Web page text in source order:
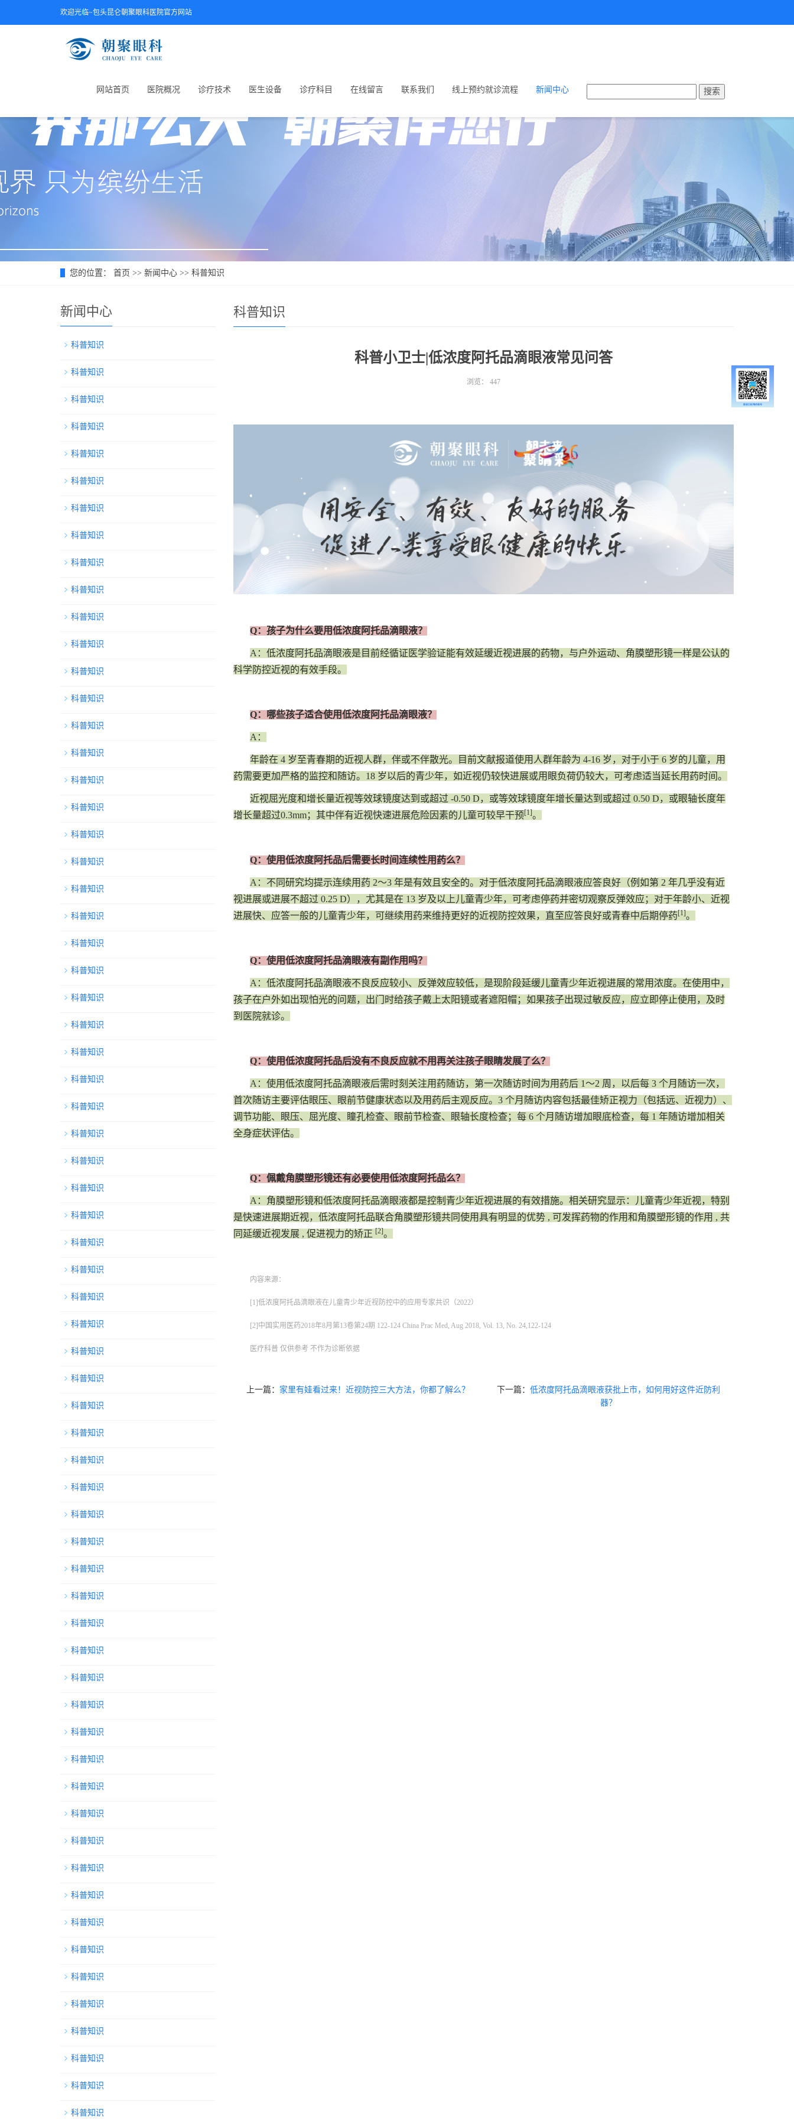
欢迎光临~包头昆仑朝聚眼科医院官方网站
网站首页 医院概况 诊疗技术 医生设备 诊疗科目 在线留言 联系我们 线上预约就诊流程 新闻中心 搜索
您的位置： 首页 >> 新闻中心 >> 科普知识
科普知识
科普小卫士|低浓度阿托品滴眼液常见问答
浏览： 447
Q：孩子为什么要用低浓度阿托品滴眼液？
A：低浓度阿托品滴眼液是目前经循证医学验证能有效延缓近视进展的药物，与户外运动、角膜塑形镜一样是公认的
科学防控近视的有效手段。
Q：哪些孩子适合使用低浓度阿托品滴眼液？
A：
年龄在 4 岁至青春期的近视人群，伴或不伴散光。目前文献报道使用人群年龄为 4-16 岁，对于小于 6 岁的儿童，用
药需要更加严格的监控和随访。18 岁以后的青少年，如近视仍较快进展或用眼负荷仍较大，可考虑适当延长用药时间。
近视屈光度和增长量近视等效球镜度达到或超过 -0.50 D，或等效球镜度年增长量达到或超过 0.50 D，或眼轴长度年
增长量超过0.3mm；其中伴有近视快速进展危险因素的儿童可较早干预[1]。
Q：使用低浓度阿托品后需要长时间连续性用药么？
A：不同研究均提示连续用药 2～3 年是有效且安全的。对于低浓度阿托品滴眼液应答良好（例如第 2 年几乎没有近
视进展或进展不超过 0.25 D），尤其是在 13 岁及以上儿童青少年，可考虑停药并密切观察反弹效应；对于年龄小、近视
进展快、应答一般的儿童青少年，可继续用药来维持更好的近视防控效果，直至应答良好或青春中后期停药[1]。
Q：使用低浓度阿托品滴眼液有副作用吗？
A：低浓度阿托品滴眼液不良反应较小、反弹效应较低，是现阶段延缓儿童青少年近视进展的常用浓度。在使用中，
孩子在户外如出现怕光的问题，出门时给孩子戴上太阳镜或者遮阳帽；如果孩子出现过敏反应，应立即停止使用，及时
到医院就诊。
Q：使用低浓度阿托品后没有不良反应就不用再关注孩子眼睛发展了么？
A：使用低浓度阿托品滴眼液后需时刻关注用药随访，第一次随访时间为用药后 1～2 周，以后每 3 个月随访一次，
首次随访主要评估眼压、眼前节健康状态以及用药后主观反应。3 个月随访内容包括最佳矫正视力（包括远、近视力）、
调节功能、眼压、屈光度、瞳孔检查、眼前节检查、眼轴长度检查；每 6 个月随访增加眼底检查，每 1 年随访增加相关
全身症状评估。
Q：佩戴角膜塑形镜还有必要使用低浓度阿托品么？
A：角膜塑形镜和低浓度阿托品滴眼液都是控制青少年近视进展的有效措施。相关研究显示：儿童青少年近视，特别
是快速进展期近视，低浓度阿托品联合角膜塑形镜共同使用具有明显的优势 , 可发挥药物的作用和角膜塑形镜的作用 , 共
同延缓近视发展 , 促进视力的矫正 [2]。
内容来源：
[1]低浓度阿托品滴眼液在儿童青少年近视防控中的应用专家共识（2022）
[2]中国实用医药2018年8月第13卷第24期 122-124 China Prac Med, Aug 2018, Vol. 13, No. 24,122-124
医疗科普 仅供参考 不作为诊断依据
上一篇： 家里有娃看过来！近视防控三大方法，你都了解么？ 下一篇：低浓度阿托品滴眼液获批上市，如何用好这件近防利
器？
新闻中心
科普知识
科普知识
科普知识
科普知识
科普知识
科普知识
科普知识
科普知识
科普知识
科普知识
科普知识
科普知识
科普知识
科普知识
科普知识
科普知识
科普知识
科普知识
科普知识
科普知识
科普知识
科普知识
科普知识
科普知识
科普知识
科普知识
科普知识
科普知识
科普知识
科普知识
科普知识
科普知识
科普知识
科普知识
科普知识
科普知识
科普知识
科普知识
科普知识
科普知识
科普知识
科普知识
科普知识
科普知识
科普知识
科普知识
科普知识
科普知识
科普知识
科普知识
科普知识
科普知识
科普知识
科普知识
科普知识
科普知识
科普知识
科普知识
科普知识
科普知识
科普知识
科普知识
科普知识
科普知识
科普知识
科普知识